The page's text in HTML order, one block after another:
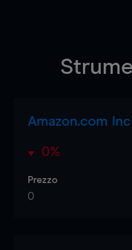
Amazon.com Inc
0%
Prezzo
0